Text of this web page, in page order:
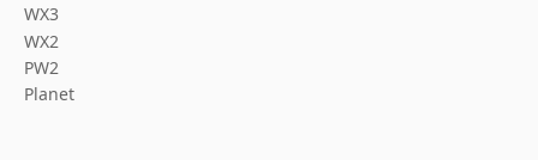
WX3
WX2
PW2
Planet